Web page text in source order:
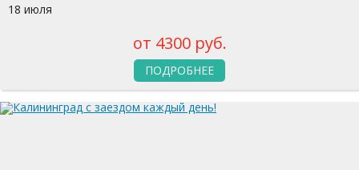
18 июля
от 4300 руб.
ПОДРОБНЕЕ